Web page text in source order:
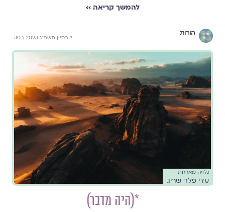
להמשך קריאה ››
הורות
י׳ בסיון תשפ״ג 30.5.2023
גלויה מארחת
עדי פלד שריג
*(היה מדבר)